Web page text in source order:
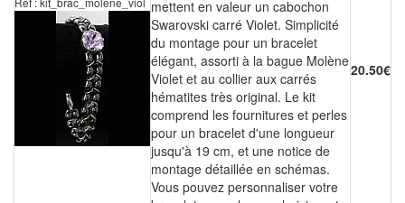
mettent en valeur un cabochon
Swarovski carré Violet. Simplicité
du montage pour un bracelet
élégant, assorti à la bague Molène
Violet et au collier aux carrés
hématites très original. Le kit
comprend les fournitures et perles
pour un bracelet d'une longueur
jusqu'à 19 cm, et une notice de
montage détaillée en schémas.
Vous pouvez personnaliser votre
20.50€